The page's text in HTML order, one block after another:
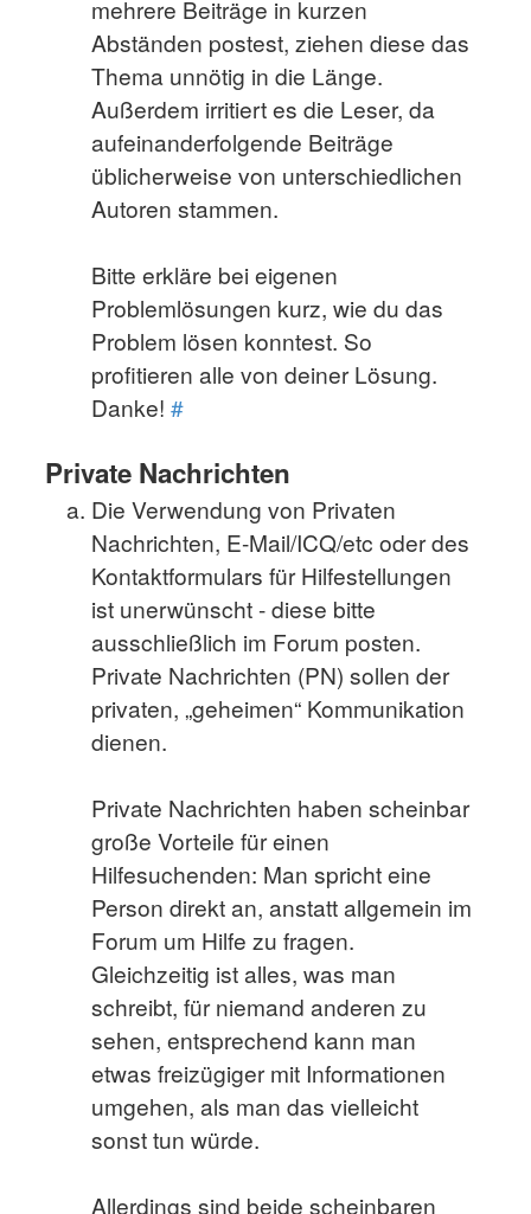
mehrere Beiträge in kurzen
Abständen postest, ziehen diese das
Thema unnötig in die Länge.
Außerdem irritiert es die Leser, da
aufeinanderfolgende Beiträge
üblicherweise von unterschiedlichen
Autoren stammen.
Bitte erkläre bei eigenen
Problemlösungen kurz, wie du das
Problem lösen konntest. So
profitieren alle von deiner Lösung.
Danke! #
Private Nachrichten
Die Verwendung von Privaten
Nachrichten, E-Mail/ICQ/etc oder des
Kontaktformulars für Hilfestellungen
ist unerwünscht - diese bitte
ausschließlich im Forum posten.
Private Nachrichten (PN) sollen der
privaten, „geheimen“ Kommunikation
dienen.
Private Nachrichten haben scheinbar
große Vorteile für einen
Hilfesuchenden: Man spricht eine
Person direkt an, anstatt allgemein im
Forum um Hilfe zu fragen.
Gleichzeitig ist alles, was man
schreibt, für niemand anderen zu
sehen, entsprechend kann man
etwas freizügiger mit Informationen
umgehen, als man das vielleicht
sonst tun würde.
Allerdings sind beide scheinbaren